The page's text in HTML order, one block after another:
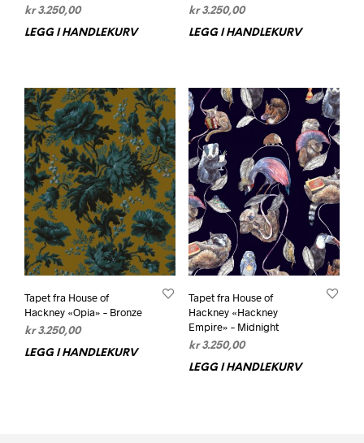
kr3.250,00
LEGG I HANDLEKURV
kr3.250,00
LEGG I HANDLEKURV
Tapet fra House of
Hackney «Opia» – Bronze
kr3.250,00
LEGG I HANDLEKURV
Tapet fra House of
Hackney «Hackney
Empire» – Midnight
kr3.250,00
LEGG I HANDLEKURV